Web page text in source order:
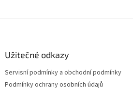
Užitečné odkazy
Servisní podmínky a obchodní podmínky
Podmínky ochrany osobních údajů